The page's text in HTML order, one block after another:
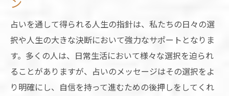
占いを通して得られる人生の指針は、私たちの日々の選
択や人生の大きな決断において強力なサポートとなりま
す。多くの人は、日常生活において様々な選択を迫られ
ることがありますが、占いのメッセージはその選択をよ
り明確にし、自信を持って進むための後押しをしてくれ